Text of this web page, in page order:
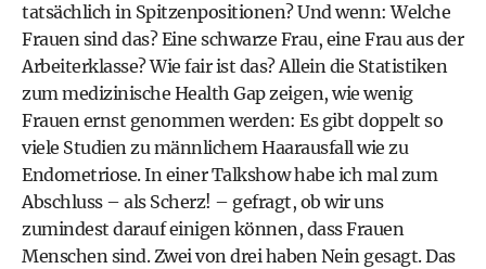
tatsächlich in Spitzenpositionen? Und wenn: Welche
Frauen sind das? Eine schwarze Frau, eine Frau aus der
Arbeiterklasse? Wie fair ist das? Allein die Statistiken
zum medizinische Health Gap zeigen, wie wenig
Frauen ernst genommen werden: Es gibt doppelt so
viele Studien zu männlichem Haarausfall wie zu
Endometriose. In einer Talkshow habe ich mal zum
Abschluss – als Scherz! – gefragt, ob wir uns
zumindest darauf einigen können, dass Frauen
Menschen sind. Zwei von drei haben Nein gesagt. Das